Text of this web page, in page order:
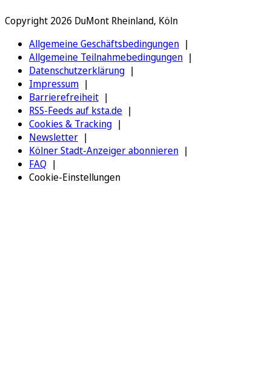
Copyright 2026 DuMont Rheinland, Köln
Allgemeine Geschäftsbedingungen
Allgemeine Teilnahmebedingungen
Datenschutzerklärung
Impressum
Barrierefreiheit
RSS-Feeds auf ksta.de
Cookies & Tracking
Newsletter
Kölner Stadt-Anzeiger abonnieren
FAQ
Cookie-Einstellungen